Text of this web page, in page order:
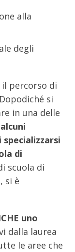
alla
degli
il percorso di
si
in una delle
alcuni
specializzarsi
di
scuola di
si è
uno
dalla laurea
le aree che